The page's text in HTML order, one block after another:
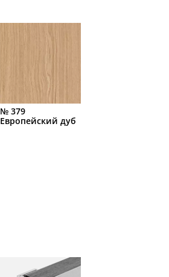
№ 379
Европейский дуб